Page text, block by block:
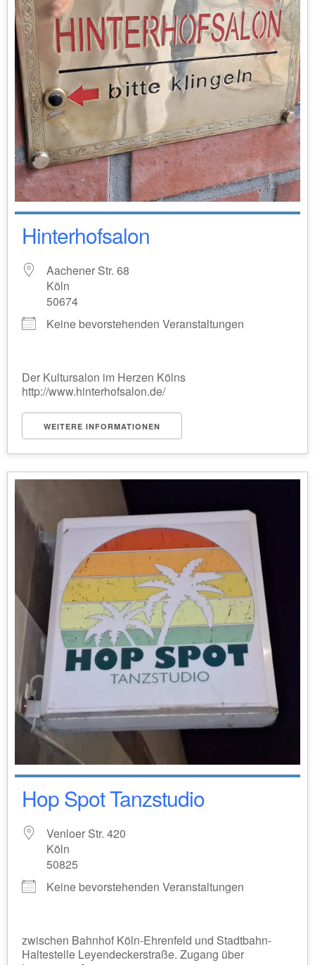
Hinterhofsalon
Aachener Str. 68
Köln
50674
Keine bevorstehenden Veranstaltungen
Der Kultursalon im Herzen Kölns
http://www.hinterhofsalon.de/
WEITERE INFORMATIONEN
Hop Spot Tanzstudio
Venloer Str. 420
Köln
50825
Keine bevorstehenden Veranstaltungen
zwischen Bahnhof Köln-Ehrenfeld und Stadtbahn-
Haltestelle Leyendeckerstraße. Zugang über